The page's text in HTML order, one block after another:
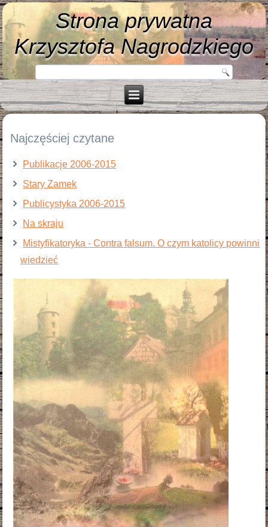
Strona prywatna
Krzysztofa Nagrodzkiego
Najczęściej czytane
Publikacje 2006-2015
Stary Zamek
Publicystyka 2006-2015
Na skraju
Mistyfikatoryka - Contra falsum. O czym katolicy powinni
wiedzieć